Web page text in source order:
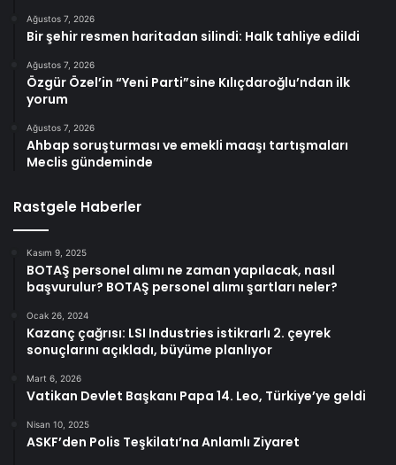
Ağustos 7, 2026
Bir şehir resmen haritadan silindi: Halk tahliye edildi
Ağustos 7, 2026
Özgür Özel’in “Yeni Parti”sine Kılıçdaroğlu’ndan ilk
yorum
Ağustos 7, 2026
Ahbap soruşturması ve emekli maaşı tartışmaları
Meclis gündeminde
Rastgele Haberler
Kasım 9, 2025
BOTAŞ personel alımı ne zaman yapılacak, nasıl
başvurulur? BOTAŞ personel alımı şartları neler?
Ocak 26, 2024
Kazanç çağrısı: LSI Industries istikrarlı 2. çeyrek
sonuçlarını açıkladı, büyüme planlıyor
Mart 6, 2026
Vatikan Devlet Başkanı Papa 14. Leo, Türkiye’ye geldi
Nisan 10, 2025
ASKF’den Polis Teşkilatı’na Anlamlı Ziyaret